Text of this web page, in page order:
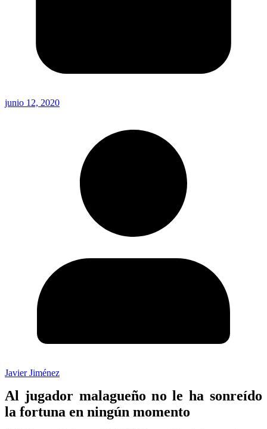
junio 12, 2020
Javier Jiménez
Al jugador malagueño no le ha sonreído
la fortuna en ningún momento